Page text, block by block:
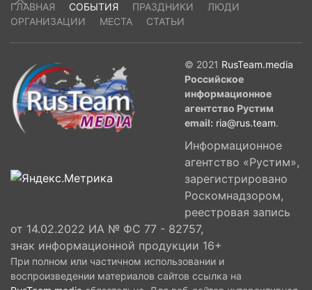
ГЛАВНАЯ СОБЫТИЯ ПРАЗДНИКИ
ЛЮДИ
ОРГАНИЗАЦИИ
МЕСТА СТАТЬИ
© 2021 RusTeam.media
Российское
информационное
агентство Рустим
email: ria@rus.team.
Информационное
агентство «Рустим»,
зарегистрировано
Роскомнадзором,
реестровая запись
от 14.02.2022 ИА № ФС 77 - 82757,
знак информационной продукции 16+
При полном или частичном использовании и
воспроизведении материалов сайтов ссылка на